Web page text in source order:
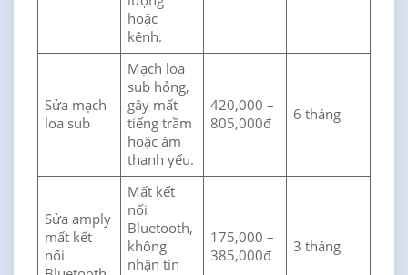
hoặc
kênh.
Sửa mạch
loa sub
Mạch loa
sub hỏng,
gây mất
tiếng trầm
hoặc âm
thanh yếu.
420,000 –
805,000đ
6 tháng
Sửa amply
mất kết
nối
Mất kết
nối
Bluetooth,
không
nhận tín
175,000 –
385,000đ
3 tháng